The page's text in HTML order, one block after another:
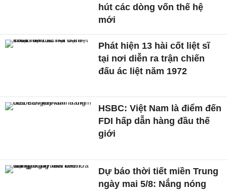
hút các dòng vốn thế hệ
mới
Phát hiện 13 hài cốt liệt sĩ
tại nơi diễn ra trận chiến
đấu ác liệt năm 1972
HSBC: Việt Nam là điểm đến
FDI hấp dẫn hàng đầu thế
giới
Dự báo thời tiết miền Trung
ngày mai 5/8: Nắng nóng